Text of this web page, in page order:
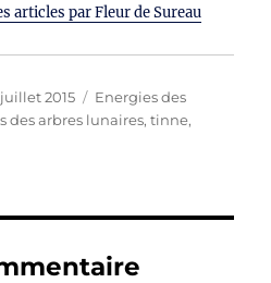
articles par Fleur de Sureau
juillet 2015 Catégories
Energies des
des arbres lunaires,tinne,